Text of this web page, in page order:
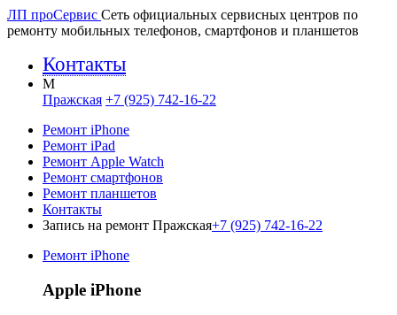
ЛП проСервис Сеть официальных сервисных центров по
ремонту мобильных телефонов, смартфонов и планшетов
Контакты
M
Пражская +7 (925) 742-16-22
Ремонт iPhone
Ремонт iPad
Ремонт Apple Watch
Ремонт смартфонов
Ремонт планшетов
Контакты
Запись на ремонт Пражская+7 (925) 742-16-22
Ремонт iPhone
Apple iPhone